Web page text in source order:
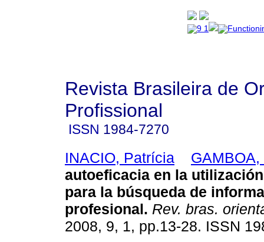
Revista Brasileira de
Profissional
ISSN 1984-7270
INACIO, Patrícia
GAMBOA,
autoeficacia en la
para la búsqueda de
profesional. Rev. bras.
2008, 9, 1, pp.13-28. ISSN